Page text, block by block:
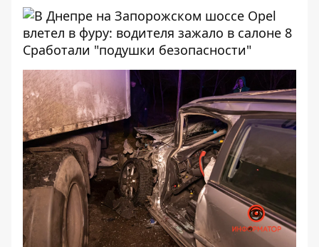
Сработали "подушки безопасности"